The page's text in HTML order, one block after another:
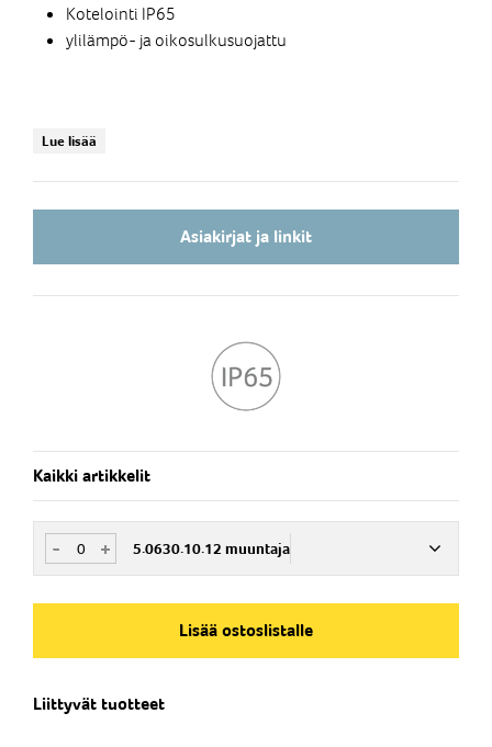
Kotelointi IP65
ylilämpö- ja oikosulkusuojattu
Lue lisää
Asiakirjat ja linkit
Kaikki artikkelit
+
- 5.0630.10.12 muuntaja
Nim. Nro
IP 65
Lisää ostoslistalle
Liittyvät tuotteet